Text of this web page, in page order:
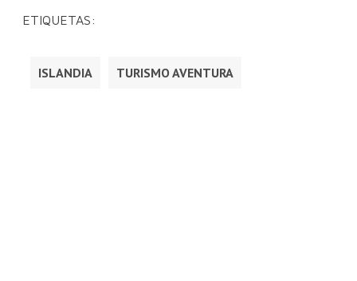
ETIQUETAS:
ISLANDIA TURISMO AVENTURA